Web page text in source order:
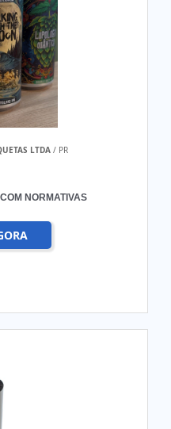
LTDA / PR
NORMATIVAS